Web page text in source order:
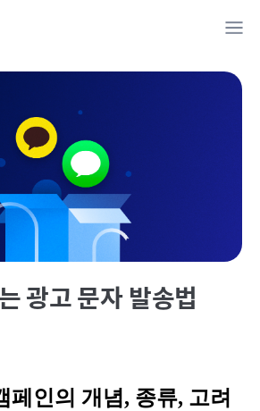
광고 문자 발송법
페인의 개념, 종류, 고려